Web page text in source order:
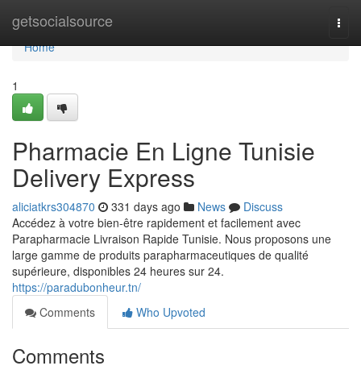
getsocialsource
Home
Home
1
Pharmacie En Ligne Tunisie
Delivery Express
aliciatkrs304870 331 days ago News
Discuss
Accédez à votre bien-être rapidement et facilement avec
Parapharmacie Livraison Rapide Tunisie. Nous proposons une
large gamme de produits parapharmaceutiques de qualité
supérieure, disponibles 24 heures sur 24.
https://paradubonheur.tn/
Comments
Who Upvoted
Comments